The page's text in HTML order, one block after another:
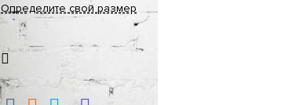
Определите свой размер